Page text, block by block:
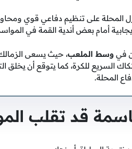
المحلة على تنظيم دفاعي قوي
أمام بعض أندية القمة في
في وسط الملعب، حيث يسعى الزمالك
السريع للكرة، كما يتوقع أن
المحلة.
قد تقلب